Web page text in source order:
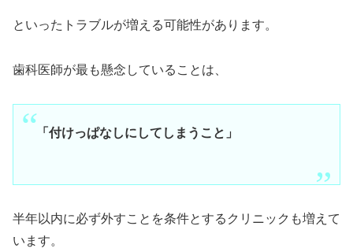
といったトラブルが増える可能性があります。
歯科医師が最も懸念していることは、
「付けっぱなしにしてしまうこと」
半年以内に必ず外すことを条件とするクリニックも増えて
います。